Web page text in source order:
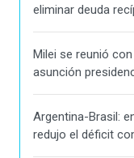
eliminar deuda
Milei se reunió
asunción
Argentina-Brasil:
redujo el déficit